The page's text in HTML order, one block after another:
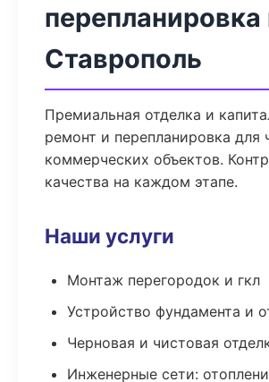
перепланировка
Ставрополь
Премиальная отделка и
ремонт и перепланировка для
коммерческих объектов.
качества на каждом этапе.
Наши услуги
Монтаж перегородок и гкл
Устройство фундамента и
Черновая и чистовая
Инженерные сети: